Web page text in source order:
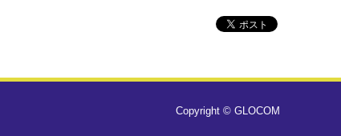
Copyright © GLOCOM